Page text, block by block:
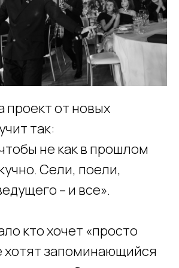
проект от новых
так:
не как в прошлом
Сели, поели,
– и все».
кто хочет «просто
хотят запоминающийся